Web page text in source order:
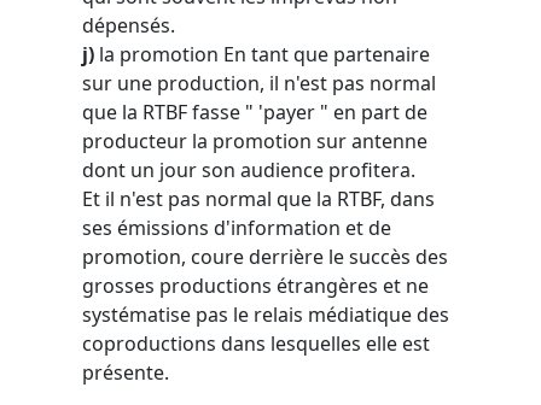
dépensés.
j) la promotion En tant que partenaire
sur une production, il n'est pas normal
que la RTBF fasse " 'payer " en part de
producteur la promotion sur antenne
dont un jour son audience profitera.
Et il n'est pas normal que la RTBF, dans
ses émissions d'information et de
promotion, coure derrière le succès des
grosses productions étrangères et ne
systématise pas le relais médiatique des
coproductions dans lesquelles elle est
présente.